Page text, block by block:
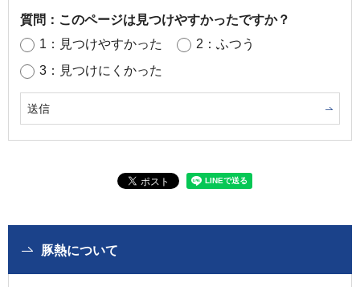
質問：このページは見つけやすかったですか？
1：見つけやすかった
2：ふつう
3：見つけにくかった
豚熱について